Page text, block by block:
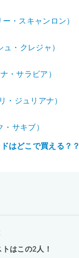
・スキャンロン）
・クレジャ）
・サラビア）
・ジュリアナ）
サキブ）
はどこで買える？？
はこの2人！